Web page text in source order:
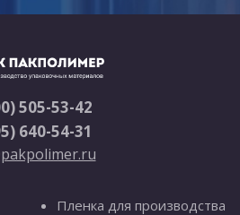
505-53-42
640-54-31
Пленка для производства